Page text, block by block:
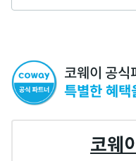
코웨이 공식
특별한 혜택
코웨